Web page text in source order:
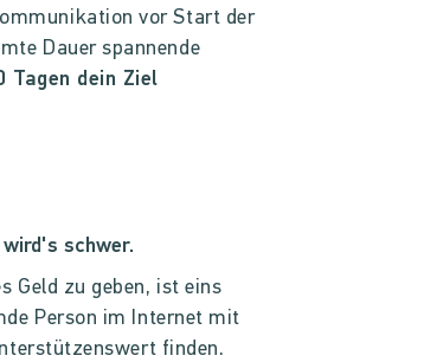
vor Start der
Dauer spannende
Tagen dein Ziel
schwer.
Geld zu geben, ist eins
Person im Internet mit
finden.